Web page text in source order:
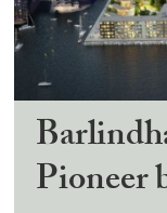
Pioneer